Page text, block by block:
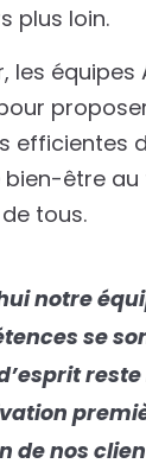
plus loin.
les
efficientes
bien-être
tous.
notre
se
de nos